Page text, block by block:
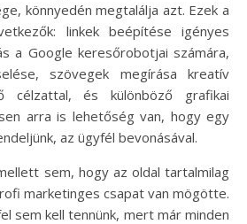
könnyedén megtalálja azt. Ezek a
linkek beépítése igényes
a Google keresőrobotjai számára,
szövegek megírása kreatív
célzattal, és különböző grafikai
arra is lehetőség van, hogy egy
az ügyfél bevonásával.
sem, hogy az oldal tartalmilag
marketinges csapat van mögötte.
sem kell tennünk, mert már minden